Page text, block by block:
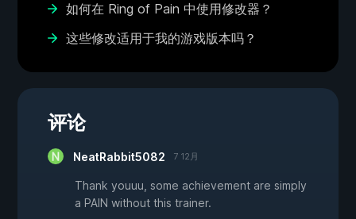
如何在 Ring of Pain 中使用修改器？
这些修改适用于我的游戏版本吗？
评论
NeatRabbit5082 7 12月
Thank youuu, some achievement are simply
a PAIN without this trainer.